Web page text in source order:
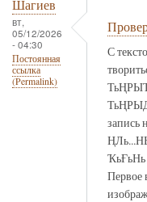
Шагиев
вт,
05/12/2026
- 04:30
Постоянная
ссылка
(Permalink)
С
запись
Первое